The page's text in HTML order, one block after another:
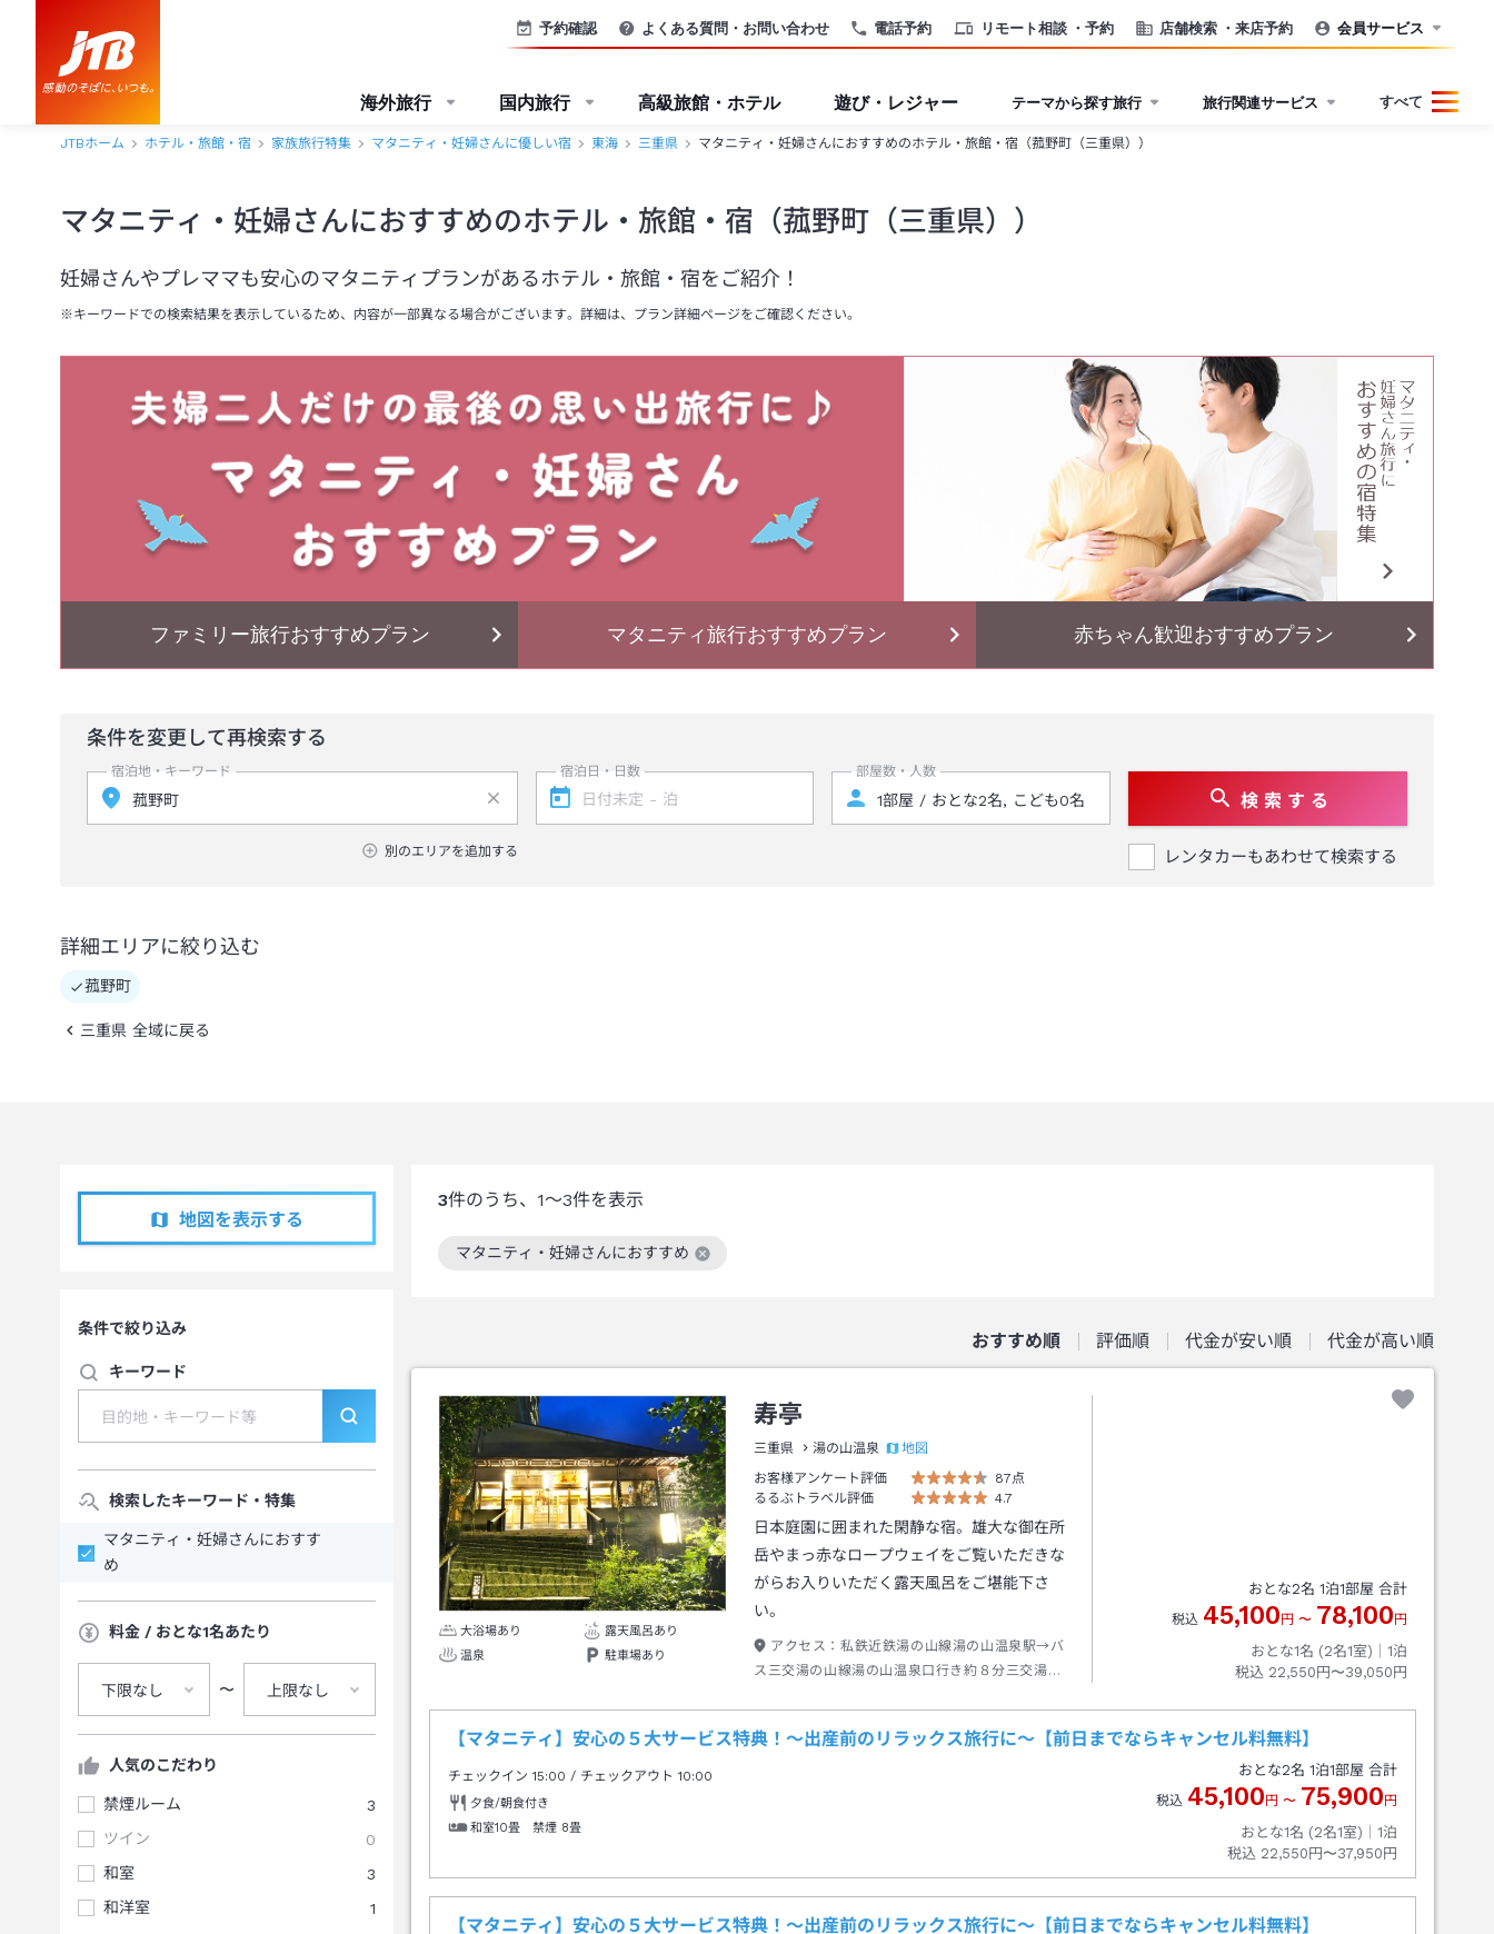
電話予約 リモート相談 ・予約 店舗検索 ・来店予約
予約確認 よくある質問・お問い合わせ 会員サービス
海外旅行 国内旅行 高級旅館・ホテル 遊び・レジャー テーマから探す旅行 旅行関連サービス すべて
JTBホーム ホテル・旅館・宿 家族旅行特集 マタニティ・妊婦さんに優しい宿 東海 三重県 マタニティ・妊婦さんにおすすめのホテル・旅館・宿（菰野町（三重県））
マタニティ・妊婦さんにおすすめのホテル・旅館・宿（菰野町（三重県））
妊婦さんやプレママも安心のマタニティプランがあるホテル・旅館・宿をご紹介！
※キーワードでの検索結果を表示しているため、内容が一部異なる場合がございます。詳細は、プラン詳細ページをご確認ください。
ファミリー旅行おすすめプラン マタニティ旅行おすすめプラン 赤ちゃん歓迎おすすめプラン
条件を変更して再検索する
宿泊地・キーワード
別のエリアを追加する
宿泊日・日数 部屋数・人数
検 索 す る
レンタカーもあわせて検索する
詳細エリアに絞り込む
菰野町
三重県 全域に戻る
地図を表示する
条件で絞り込み
キーワード
検索したキーワード・特集
マタニティ・妊婦さんにおすす
め
料金 / おとな1名あたり
下限なし 〜 上限なし
人気のこだわり
禁煙ルーム
3
ツイン
0
和室
3
和洋室
1
3件のうち、 1～3件を表示
マタニティ・妊婦さんにおすすめ
この絞り込み条件を解除
おすすめ順 評価順 代金が安い順 代金が高い順
大浴場あり
露天風呂あり
温泉
駐車場あり
寿亭
三重県 湯の山温泉
地図
お客様アンケート評価
87点
るるぶトラベル評価
4.7
日本庭園に囲まれた閑静な宿。雄大な御在所
岳やまっ赤なロープウェイをご覧いただきな
がらお入りいただく露天風呂をご堪能下さ
い。
アクセス： 私鉄近鉄湯の山線湯の山温泉駅→バ
ス三交湯の山線湯の山温泉口行き約８分三交湯の
おとな2名 1泊1部屋 合計
税込 45,100 円 〜 78,100 円
おとな1名 (2名1室)｜ 1泊
税込 22,550円〜39,050円
【マタニティ】安心の５大サービス特典！～出産前のリラックス旅行に～【前日までならキャンセル料無料】
チェックイン15:00 / チェックアウト 10:00
夕食/朝食付き
和室10畳 禁煙 8畳
おとな2名 1泊1部屋 合計
税込 45,100 円 〜 75,900 円
おとな1名 (2名1室)｜ 1泊
税込 22,550円〜37,950円
【マタニティ】安心の５大サービス特典！～出産前のリラックス旅行に～【前日までならキャンセル料無料】